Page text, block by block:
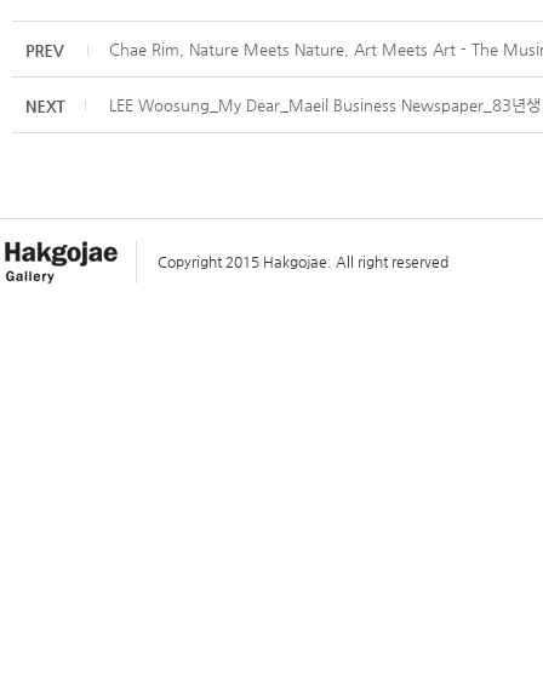
Chae Rim, Nature Meets Nature, Art Meets Art - The
LEE Woosung_My Dear_Maeil Business Newspaper_83년생
Copyright 2015 Hakgojae. All right reserved